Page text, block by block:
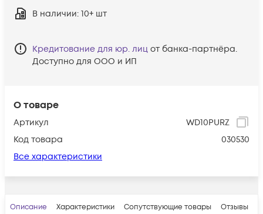
О товаре
Артикул
WD10PURZ
Код товара
030530
Все характеристики
В наличии: 10+ шт
Кредитование для юр. лиц от банка-партнёра.
Доступно для ООО и ИП
Описание Характеристики Сопутствующие товары Отзывы